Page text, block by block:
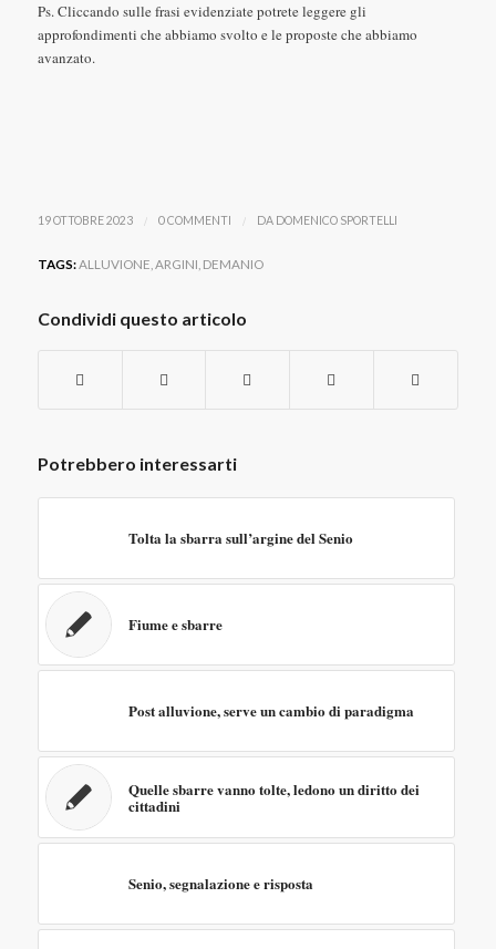
Ps. Cliccando sulle frasi evidenziate potrete leggere gli
approfondimenti che abbiamo svolto e le proposte che abbiamo
avanzato.
19 OTTOBRE 2023 / 0 COMMENTI / DA DOMENICO SPORTELLI
TAGS: ALLUVIONE ARGINI DEMANIO
Condividi questo articolo
Potrebbero interessarti
Tolta la sbarra sull’argine del Senio
Fiume e sbarre
Post alluvione, serve un cambio di paradigma
Quelle sbarre vanno tolte, ledono un diritto dei
cittadini
Senio, segnalazione e risposta